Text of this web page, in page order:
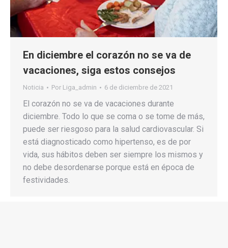
En diciembre el corazón no se va de
vacaciones, siga estos consejos
Noticia Por Liga_admin 6 de diciembre de 2021
El corazón no se va de vacaciones durante
diciembre. Todo lo que se coma o se tome de más,
puede ser riesgoso para la salud cardiovascular. Si
está diagnosticado como hipertenso, es de por
vida, sus hábitos deben ser siempre los mismos y
no debe desordenarse porque está en época de
festividades.